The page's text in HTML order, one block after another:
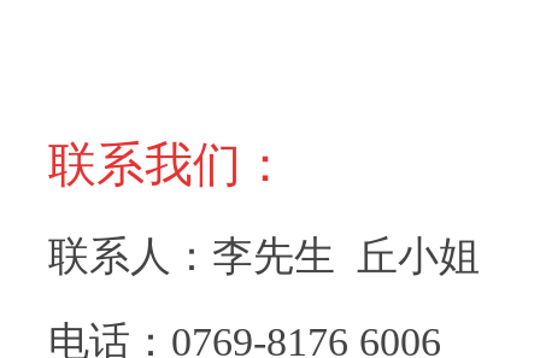
联系我们：
联系人：李先生 丘小姐
电话：